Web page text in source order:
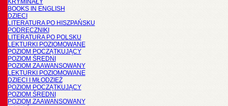
KRYMINAŁY
BOOKS IN ENGLISH
DZIECI
LITERATURA PO HISZPAŃSKU
PODRĘCZNIKI
LITERATURA PO POLSKU
LEKTURKI POZIOMOWANE
POZIOM POCZĄTKUJĄCY
POZIOM ŚREDNI
POZIOM ZAAWANSOWANY
LEKTURKI POZIOMOWANE
DZIECI I MŁODZIEŻ
POZIOM POCZĄTKUJĄCY
POZIOM ŚREDNI
POZIOM ZAAWANSOWANY